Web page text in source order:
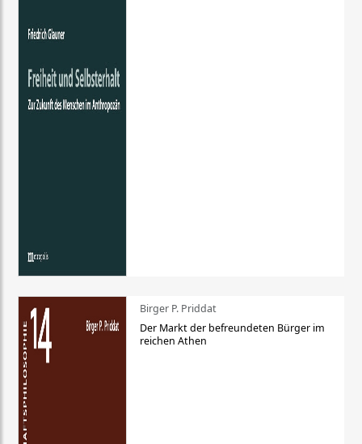
Birger P. Priddat
Der Markt der befreundeten Bürger im
reichen Athen